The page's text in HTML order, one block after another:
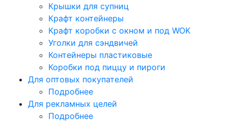
Крышки для супниц
Крафт контейнеры
Крафт коробки с окном и под WOK
Уголки для сэндвичей
Контейнеры пластиковые
Коробки под пиццу и пироги
Для оптовых покупателей
Подробнее
Для рекламных целей
Подробнее